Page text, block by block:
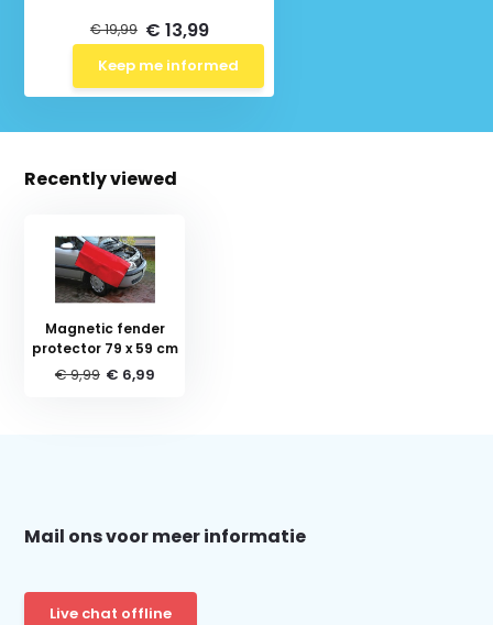
€ 19,99 € 13,99
Keep me informed
Recently viewed
Magnetic fender
protector 79 x 59 cm
€ 9,99 € 6,99
Mail ons voor meer informatie
Live chat offline